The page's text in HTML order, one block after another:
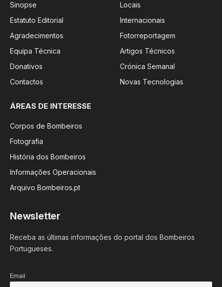
Sinopse
Estatuto Editorial
Agradecimentos
Equipa Técnica
Donativos
Contactos
Locais
Internacionais
Fotorreportagem
Artigos Técnicos
Crónica Semanal
Novas Tecnologias
ÁREAS DE INTERESSE
Corpos de Bombeiros
Fotografia
História dos Bombeiros
Informações Operacionais
Arquivo Bombeiros.pt
Newsletter
Receba as últimas informações do portal dos Bombeiros
Portugueses.
Email